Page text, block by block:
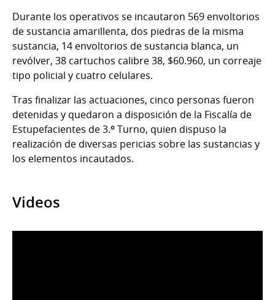
Durante los operativos se incautaron 569 envoltorios
de sustancia amarillenta, dos piedras de la misma
sustancia, 14 envoltorios de sustancia blanca, un
revólver, 38 cartuchos calibre 38, $60.960, un correaje
tipo policial y cuatro celulares.
Tras finalizar las actuaciones, cinco personas fueron
detenidas y quedaron a disposición de la Fiscalía de
Estupefacientes de 3.º Turno, quien dispuso la
realización de diversas pericias sobre las sustancias y
los elementos incautados.
Videos